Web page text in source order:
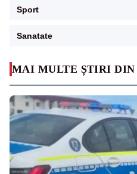
MAI MULTE ȘTIRI DIN
Sport
Sanatate